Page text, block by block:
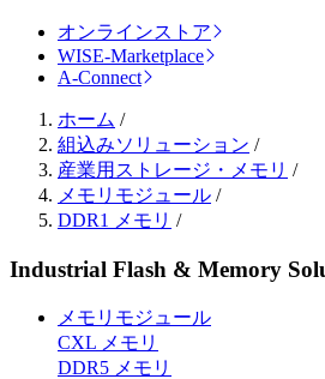
オンラインストア
WISE-Marketplace
A-Connect
ホーム /
組込みソリューション /
産業用ストレージ・メモリ /
メモリモジュール /
DDR1 メモリ /
Industrial Flash & Memory
メモリモジュール
CXL メモリ
DDR5 メモリ